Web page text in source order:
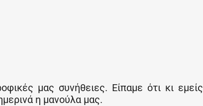
μας συνήθειες. Είπαμε ότι κι εμείς
η μανούλα μας.